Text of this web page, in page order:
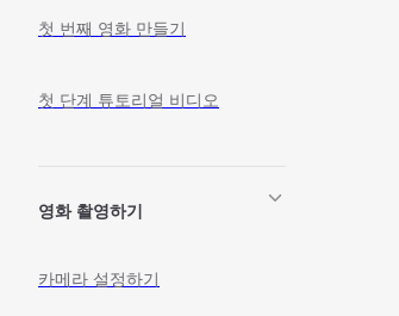
첫 번째 영화 만들기
첫 단계 튜토리얼 비디오
영화 촬영하기
카메라 설정하기